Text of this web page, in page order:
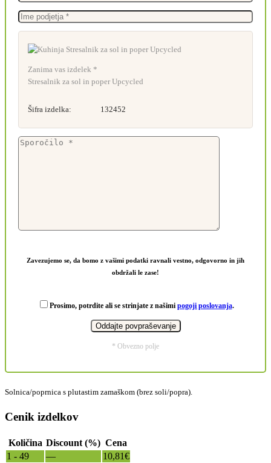
Zanima vas izdelek *
Stresalnik za sol in poper Upcycled
Šifra izdelka: 132452
Zavezujemo se, da bomo z vašimi podatki ravnali vestno, odgovorno in jih
obdržali le zase!
Prosimo, potrdite ali se strinjate z našimi pogoji poslovanja.
* Obvezno polje
Solnica/poprnica s plutastim zamaškom (brez soli/popra).
Cenik izdelkov
Količina Discount (%) Cena
1 - 49
— 10,81€